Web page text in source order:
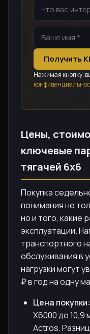
Получить
Нажимая кнопку,
Цены,
ключевые
тягачей 6х6
Покупка
понимания не
но и того, какие
эксплуатации.
транспортного
обслуживания в
нагрузки могут
₽ в год на одну
Цена покупки:
X6000 до 10,9
Actros.